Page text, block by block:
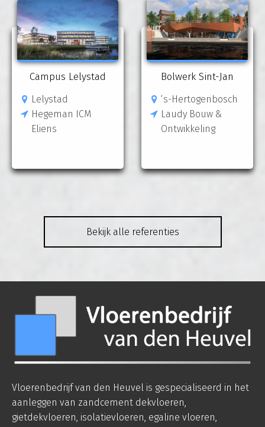
Campus Lelystad
Lelystad
Hegeman ICM
Eliens
Bolwerk Sint-Jan
‘s-Hertogenbosch
Laudy Bouw &
Ontwikkeling
Bekijk alle referenties
Vloerenbedrijf van den Heuvel is gespecialiseerd in het
aanleggen van zandcement dekvloeren,
gietdekvloeren, isolatievloeren, egaline vloeren,